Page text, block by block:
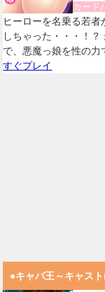
カード
ヒーローを名乗る若
しちゃった・・・！？
で、悪魔っ娘を性の
すぐプレイ
●キャバ王～キャス